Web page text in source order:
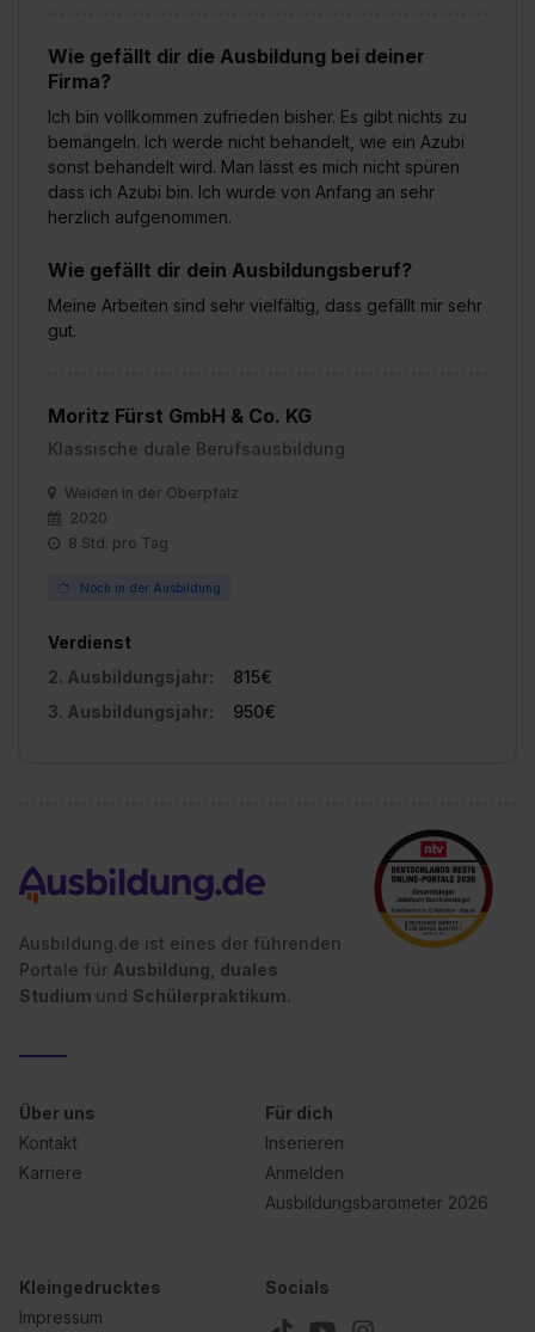
Wie gefällt dir die Ausbildung bei deiner
Firma?
Ich bin vollkommen zufrieden bisher. Es gibt nichts zu
bemängeln. Ich werde nicht behandelt, wie ein Azubi
sonst behandelt wird. Man lässt es mich nicht spüren
dass ich Azubi bin. Ich wurde von Anfang an sehr
herzlich aufgenommen.
Wie gefällt dir dein Ausbildungsberuf?
Meine Arbeiten sind sehr vielfältig, dass gefällt mir sehr
gut.
Moritz Fürst GmbH & Co. KG
Klassische duale Berufsausbildung
Weiden in der Oberpfalz
2020
8 Std. pro Tag
Noch in der Ausbildung
Verdienst
2. Ausbildungsjahr:
815€
3. Ausbildungsjahr:
950€
Ausbildung.de ist eines der führenden
Portale für Ausbildung, duales
Studium und Schülerpraktikum.
Über uns
Kontakt
Karriere
Für dich
Inserieren
Anmelden
Ausbildungsbarometer 2026
Kleingedrucktes
Impressum
Socials